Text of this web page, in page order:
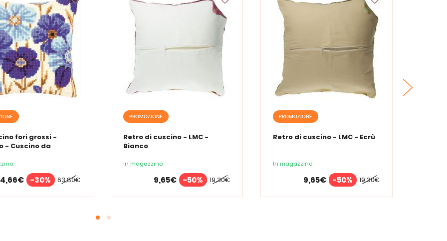
fori grossi -
- Cuscino da
63,80€
-30%
PROMOZIONE
Retro di cuscino - LMC -
Bianco
In magazzino
19,30€
9,65€ -50%
PROMOZIONE
Retro di cuscino - LMC - Ecrù
In magazzino
19,30€
9,65€ -50%